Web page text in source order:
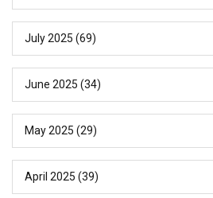
July 2025 (69)
June 2025 (34)
May 2025 (29)
April 2025 (39)